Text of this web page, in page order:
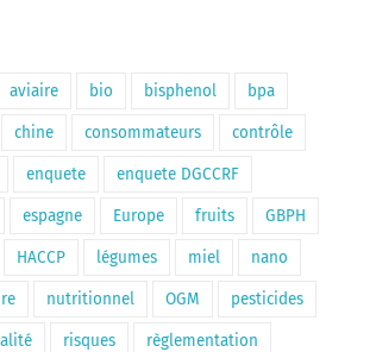
aviaire bio bisphenol bpa
chine consommateurs contrôle
enquete enquete DGCCRF
espagne Europe fruits GBPH
HACCP légumes miel nano
nutritionnel OGM pesticides
risques règlementation